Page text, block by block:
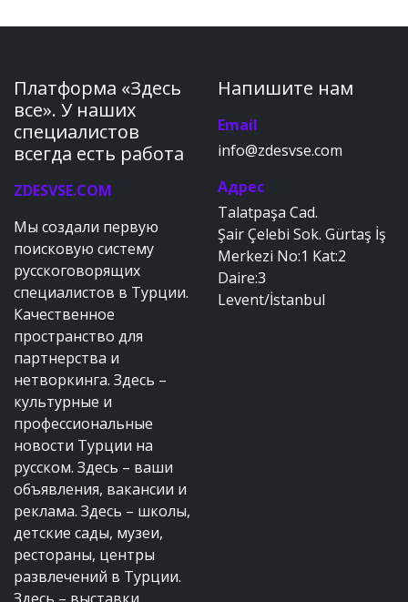
Платформа «Здесь
все». У наших
специалистов
всегда есть работа
ZDESVSE.COM
Мы создали первую
поисковую систему
русскоговорящих
специалистов в Турции.
Качественное
пространство для
партнерства и
нетворкинга. Здесь –
культурные и
профессиональные
новости Турции на
русском. Здесь – ваши
объявления, вакансии и
реклама. Здесь – школы,
детские сады, музеи,
рестораны, центры
развлечений в Турции.
Напишите нам
Email
info@zdesvse.com
Адрес
Talatpaşa Cad.
Şair Çelebi Sok. Gürtaş İş
Merkezi No:1 Kat:2
Daire:3
Levent/İstanbul